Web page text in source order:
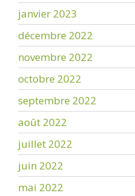
janvier 2023
décembre 2022
novembre 2022
octobre 2022
septembre 2022
août 2022
juillet 2022
juin 2022
mai 2022